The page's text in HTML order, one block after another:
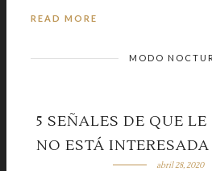
READ MORE
MODO
5 SEÑALES DE QUE LE
NO ESTÁ
abril 28, 2020